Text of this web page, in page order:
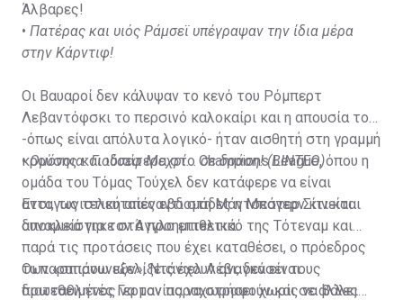
Άλβαρες!
• Πατέρας και υιός Ράμσεϊ υπέγραψαν την ίδια μέρα
στην Κάρντιφ!
Οι Βαυαροί δεν κάλυψαν το κενό του Ρόμπερτ
Λεβαντόφσκι το περσινό καλοκαίρι και η απουσία του
-όπως είναι απόλυτα λογικό- ήταν αισθητή στη γραμμή
κρούσης και ιδιαίτερα στο Champions League, όπου η
ομάδα του Τόμας Τούχελ δεν κατάφερε να είναι
ανταγωνιστική απέναντι στη Μάντσεστερ Σίτι και
αποκλείστηκε στα προημιτελικά.
•Ομόνοια: Γιούσεφ Μεχρί... σε δράση! (ΒΙΝΤΕΟ)
Έτσι, τις τελευταίες εβδομάδες η Μπάγερν κινείται
δυναμικά για τον Άγγλο επιθετικό της Τότεναμ και
παρά τις προτάσεις που έχει καταθέσει, ο πρόεδρος
των «σπιρουνιών», Ντάνιελ Λέβι, δεν είναι
διατεθειμένος να τον παραχωρήσει χωρίς να βάλει
Οι παραπάνω εξελίξεις έχουν αναγκάσει τους
πρωταθλητές Γερμανίας να στραφούν και σε άλλες